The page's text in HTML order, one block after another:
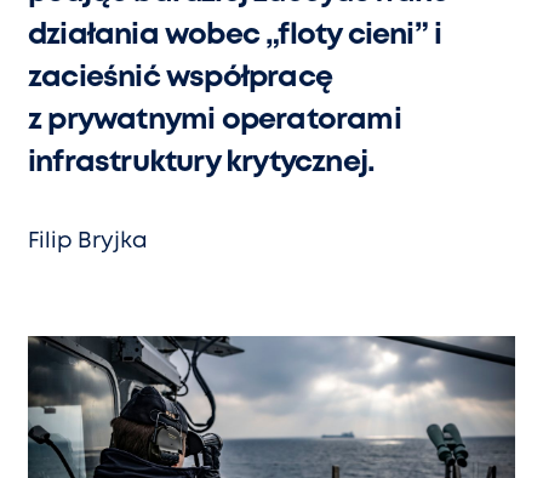
działania wobec „floty cieni” i
zacieśnić współpracę
z prywatnymi operatorami
infrastruktury krytycznej.
Filip Bryjka